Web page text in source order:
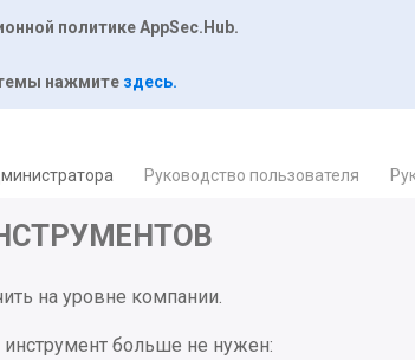
политике AppSec.Hub.
нажмите здесь.
Руководство пользователя
на уровне компании.
больше не нужен: